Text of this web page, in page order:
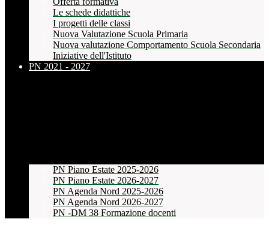
Le schede didattiche
I progetti delle classi
Nuova Valutazione Scuola Primaria
Nuova valutazione Comportamento Scuola Secondaria
Iniziative dell'Istituto
PN 2021 - 2027
PN Piano Estate 2025-2026
PN Piano Estate 2026-2027
PN Agenda Nord 2025-2026
PN Agenda Nord 2026-2027
PN -DM 38 Formazione docenti